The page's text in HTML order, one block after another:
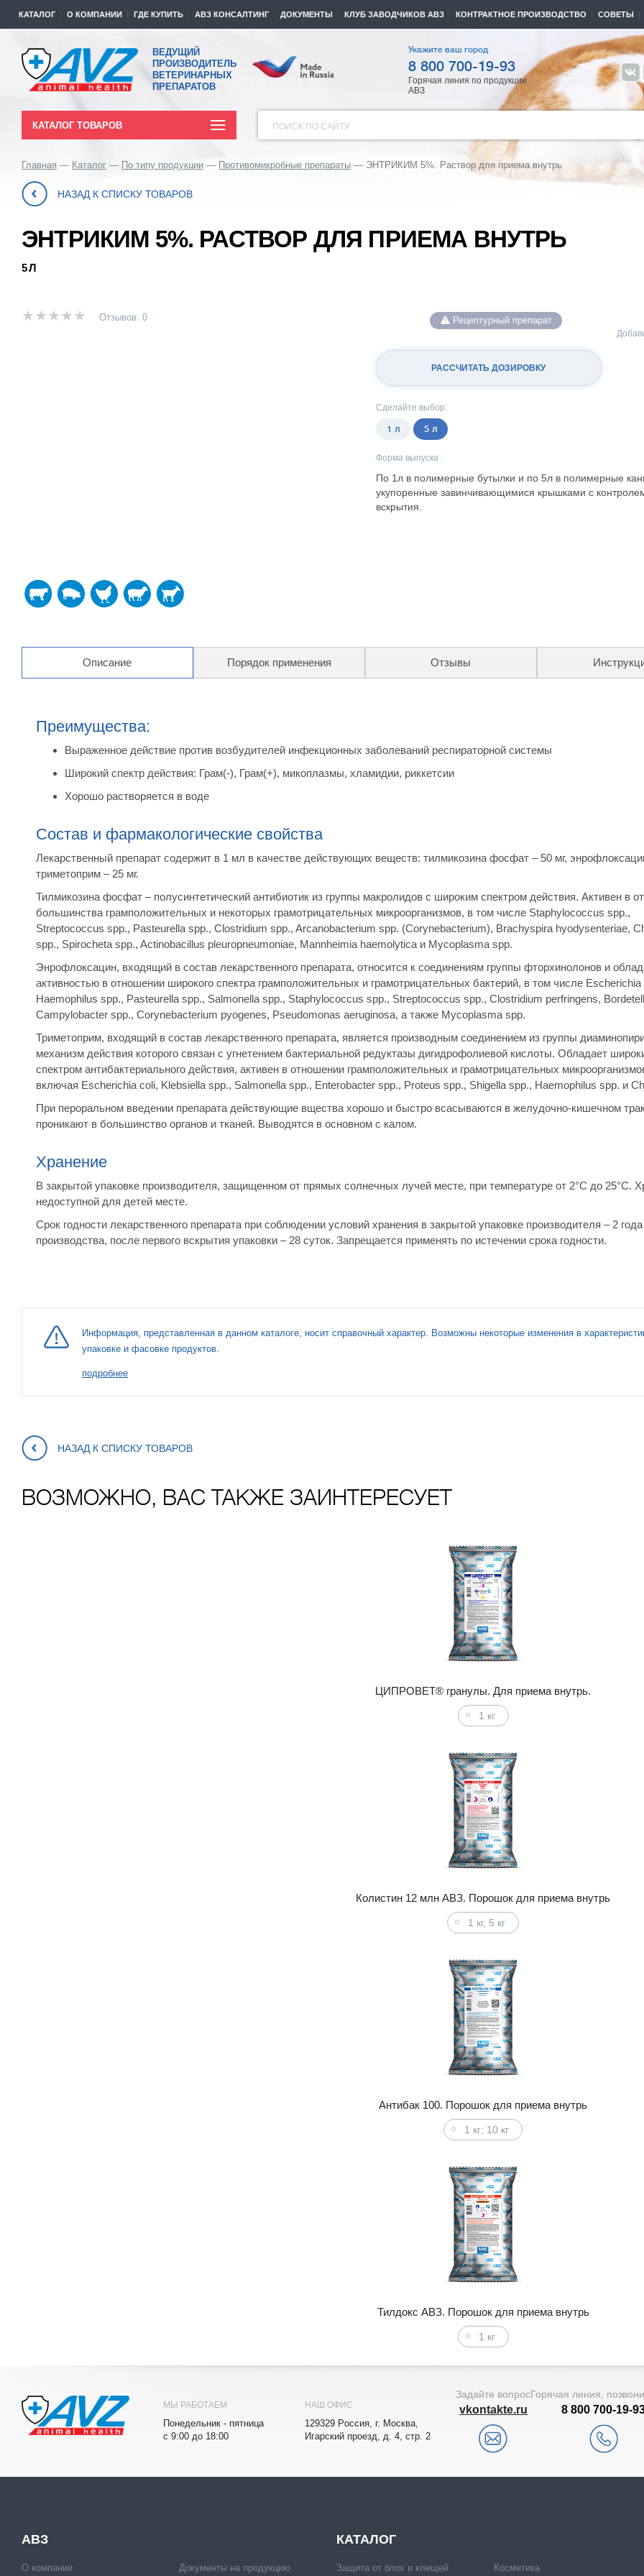
КАТАЛОГ О КОМПАНИИ ГДЕ КУПИТЬ АВЗ КОНСАЛТИНГ ДОКУМЕНТЫ КЛУБ ЗАВОДЧИКОВ АВЗ КОНТРАКТНОЕ ПРОИЗВОДСТВО СОВЕТЫ
ВЕДУЩИЙ
ПРОИЗВОДИТЕЛЬ
ВЕТЕРИНАРНЫХ
ПРЕПАРАТОВ
Укажите ваш город
8 800 700-19-93
Горячая линия по продукции
АВЗ
КАТАЛОГ ТОВАРОВ ПОИСК ПО САЙТУ
Главная Каталог По типу продукции Противомикробные препараты ЭНТРИКИМ 5%. Раствор для приема внутрь
НАЗАД К СПИСКУ ТОВАРОВ
ЭНТРИКИМ 5%. РАСТВОР ДЛЯ ПРИЕМА ВНУТРЬ
5 Л
Отзывов: 0 Рецептурный препарат
РАССЧИТАТЬ ДОЗИРОВКУ
Сделайте выбор:
1 л 5 л
Форма выпуска :
По 1л в полимерные бутылки и по 5л в полимерные
укупоренные завинчивающимися крышками с
вскрытия.
Описание Порядок применения Отзывы
Преимущества:
Выраженное действие против возбудителей инфекционных заболеваний респираторной системы
Широкий спектр действия: Грам(-), Грам(+), микоплазмы, хламидии, риккетсии
Хорошо растворяется в воде
Состав и фармакологические свойства
Лекарственный препарат содержит в 1 мл в качестве действующих веществ: тилмикозина фосфат – 50 мг,
триметоприм – 25 мг.
Тилмикозина фосфат – полусинтетический антибиотик из группы макролидов с широким спектром действия. Активен в
большинства грамположительных и некоторых грамотрицательных микроорганизмов, в том числе Staphylococcus spp.,
Streptococcus spp., Pasteurella spp., Clostridium spp., Arcanobacterium spp. (Corynebacterium), Brachyspira hyodysenteriae,
spp., Spirocheta spp., Actinobacillus pleuropneumoniae, Mannheimia haemolytica и Mycoplasma spp.
Энрофлоксацин, входящий в состав лекарственного препарата, относится к соединениям группы фторхинолонов и
активностью в отношении широкого спектра грамположительных и грамотрицательных бактерий, в том числе Escherichia
Haemophilus spp., Pasteurella spp., Salmonella spp., Staphylococcus spp., Streptococcus spp., Clostridium perfringens,
Campylobacter spp., Corynebacterium pyogenes, Pseudomonas aeruginosa, а также Mycoplasma spp.
Триметоприм, входящий в состав лекарственного препарата, является производным соединением из группы
механизм действия которого связан с угнетением бактериальной редуктазы дигидрофолиевой кислоты. Обладает
спектром антибактериального действия, активен в отношении грамположительных и грамотрицательных
включая Escherichia coli, Klebsiella spp., Salmonella spp., Enterobacter spp., Proteus spp., Shigella spp., Haemophilus spp. и
При пероральном введении препарата действующие вщества хорошо и быстро всасываются в желудочно-кишечном
проникают в большинство органов и тканей. Выводятся в основном с калом.
Хранение
В закрытой упаковке производителя, защищенном от прямых солнечных лучей месте, при температуре от 2°С до 25°С.
недоступной для детей месте.
Срок годности лекарственного препарата при соблюдении условий хранения в закрытой упаковке производителя – 2
производства, после первого вскрытия упаковки – 28 суток. Запрещается применять по истечении срока годности.
Информация, представленная в данном каталоге, носит справочный характер. Возможны некоторые изменения в
упаковке и фасовке продуктов.
подробнее
НАЗАД К СПИСКУ ТОВАРОВ
ВОЗМОЖНО, ВАС ТАКЖЕ ЗАИНТЕРЕСУЕТ
ЦИПРОВЕТ® гранулы. Для приема внутрь.
1 кг
Колистин 12 млн АВЗ. Порошок для приема внутрь
1 кг, 5 кг
Антибак 100. Порошок для приема внутрь
1 кг; 10 кг
Тилдокс АВЗ. Порошок для приема внутрь
1 кг
МЫ РАБОТАЕМ
Понедельник - пятница
с 9:00 до 18:00
НАШ ОФИС
129329 Рoccия, г. Мocквa,
Игарский проезд, д. 4, стр. 2
Задайте вопрос
vkontakte.ru
Горячая линия,
8 800 700-19-
АВЗ
О компании Документы на продукцию
КАТАЛОГ
Защита от блох и клещей Косметика